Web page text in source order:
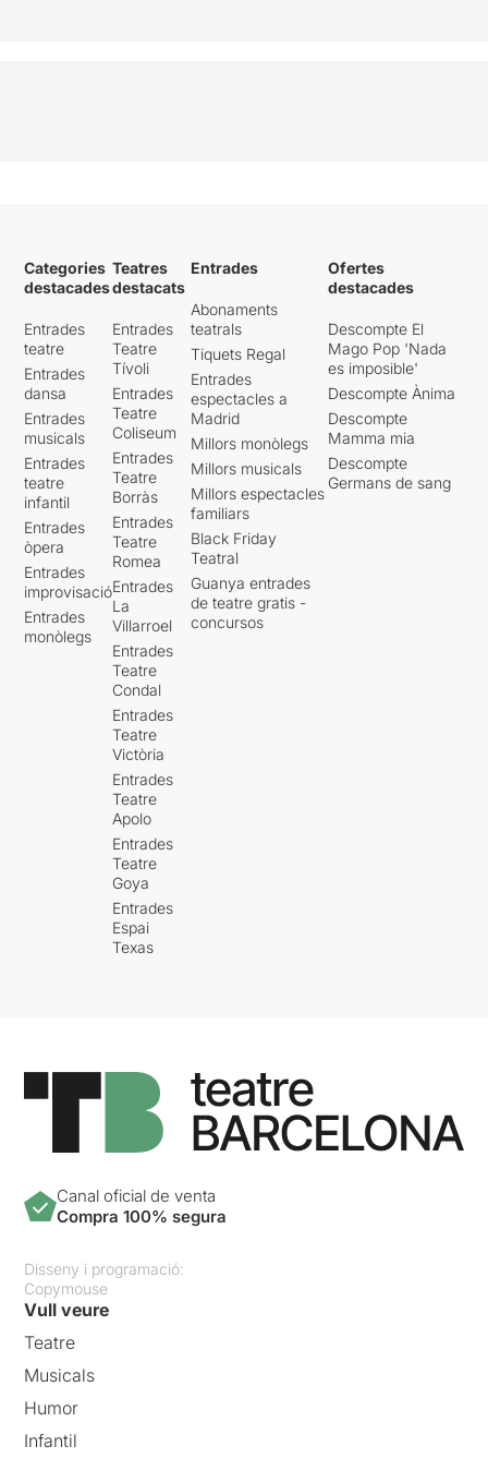
Categories
destacades
Entrades
teatre
Entrades
dansa
Entrades
musicals
Entrades
teatre
infantil
Entrades
òpera
Entrades
improvisació
Entrades
monòlegs
Teatres
destacats
Entrades
Teatre
Tívoli
Entrades
Teatre
Coliseum
Entrades
Teatre
Borràs
Entrades
Teatre
Romea
Entrades
La
Villarroel
Entrades
Teatre
Condal
Entrades
Teatre
Victòria
Entrades
Teatre
Apolo
Entrades
Teatre
Goya
Entrades
Espai
Texas
Entrades
Abonaments
teatrals
Tiquets Regal
Entrades
espectacles a
Madrid
Millors monòlegs
Millors musicals
Millors espectacles
familiars
Black Friday
Teatral
Guanya entrades
de teatre gratis -
concursos
Ofertes
destacades
Descompte El
Mago Pop 'Nada
es imposible'
Descompte Ànima
Descompte
Mamma mia
Descompte
Germans de sang
Canal oficial de venta
Compra 100% segura
Disseny i programació:
Copymouse
Vull veure
Teatre
Musicals
Humor
Infantil